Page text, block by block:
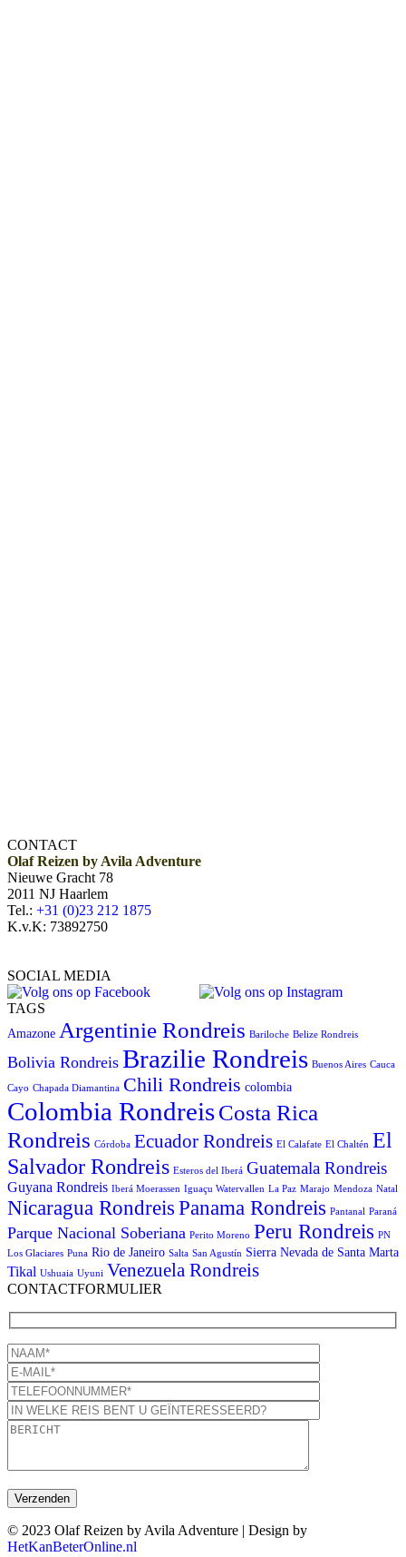
CONTACT
Olaf Reizen by Avila Adventure
Nieuwe Gracht 78
2011 NJ Haarlem
Tel.: +31 (0)23 212 1875
K.v.K: 73892750
SOCIAL MEDIA
TAGS
Amazone Argentinie Rondreis Bariloche Belize Rondreis
Bolivia Rondreis Brazilie Rondreis Buenos Aires Cauca
Cayo Chapada Diamantina Chili Rondreis colombia
Colombia RondreisCosta Rica
Rondreis Córdoba Ecuador Rondreis El Calafate El Chaltén El
Salvador Rondreis Esteros del Iberá Guatemala Rondreis
Guyana Rondreis Iberá Moerassen Iguaçu Watervallen La Paz Marajo Mendoza Natal
Nicaragua Rondreis Panama Rondreis Pantanal Paraná
Parque Nacional Soberiana Perito Moreno Peru Rondreis PN
Los Glaciares Puna Rio de Janeiro Salta San Agustín Sierra Nevada de Santa Marta
Tikal Ushuaia Uyuni Venezuela Rondreis
CONTACTFORMULIER
© 2023 Olaf Reizen by Avila Adventure | Design by
HetKanBeterOnline.nl